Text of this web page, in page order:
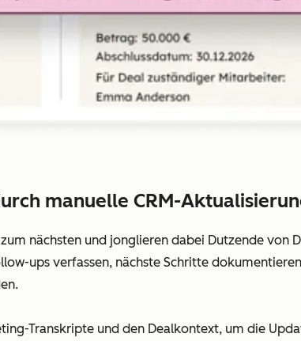
manuelle CRM-
nächsten und jonglieren dabei Dutzende von
ups verfassen, nächste Schritte
Transkripte und den Dealkontext, um die